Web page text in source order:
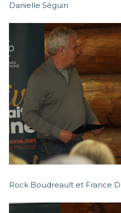
Danielle Séguin
Rock Boudreault et France